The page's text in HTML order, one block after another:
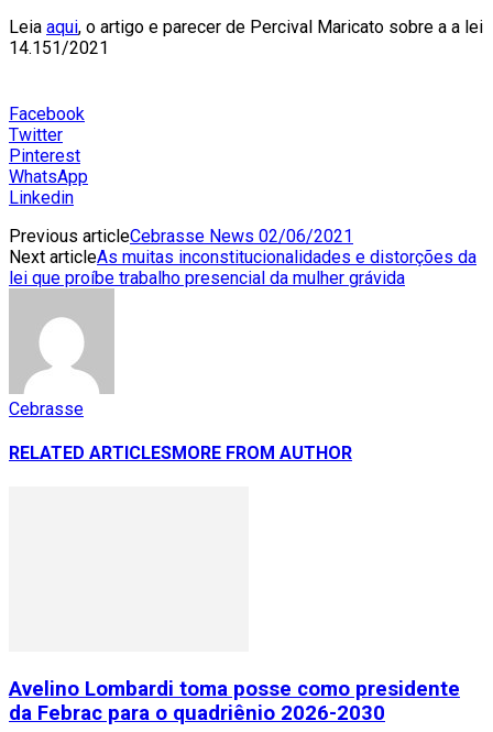
Leia aqui, o artigo e parecer de Percival Maricato sobre a a lei
14.151/2021
Facebook
Twitter
Pinterest
WhatsApp
Linkedin
Previous articleCebrasse News 02/06/2021
Next articleAs muitas inconstitucionalidades e distorções da
lei que proíbe trabalho presencial da mulher grávida
Cebrasse
RELATED ARTICLESMORE FROM AUTHOR
Avelino Lombardi toma posse como presidente
da Febrac para o quadriênio 2026-2030